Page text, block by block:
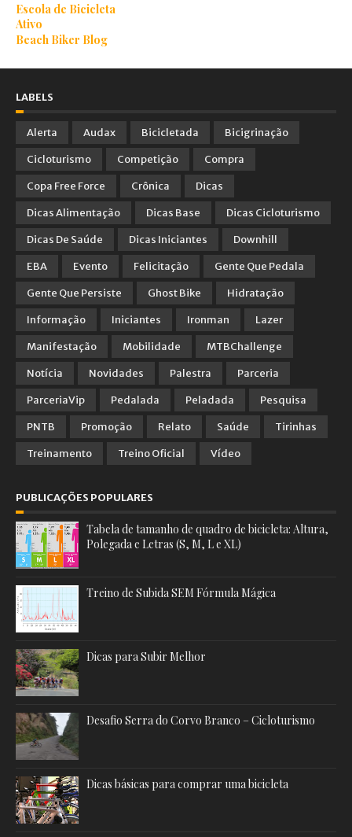
Escola de Bicicleta
Ativo
Beach Biker Blog
LABELS
Alerta Audax Bicicletada
Bicigrinação
Cicloturismo
Competição
Compra
Copa Free Force
Crônica
Dicas
Dicas Alimentação
Dicas Base
Dicas Cicloturismo
Dicas De Saúde
Dicas Iniciantes
Downhill
EBA
Evento Felicitação
Gente Que Pedala
Gente Que Persiste
Ghost Bike
Hidratação
Informação
Iniciantes Ironman
Lazer
Manifestação
Mobilidade
MTBChallenge
Notícia
Novidades Palestra
Parceria
ParceriaVip
Pedalada Peladada
Pesquisa
PNTB
Promoção Relato Saúde
Tirinhas
Treinamento
Treino Oficial Vídeo
PUBLICAÇÕES POPULARES
Tabela de tamanho de quadro de bicicleta: Altura,
Polegada e Letras (S, M, L e XL)
Treino de Subida SEM Fórmula Mágica
Dicas para Subir Melhor
Desafio Serra do Corvo Branco – Cicloturismo
Dicas básicas para comprar uma bicicleta